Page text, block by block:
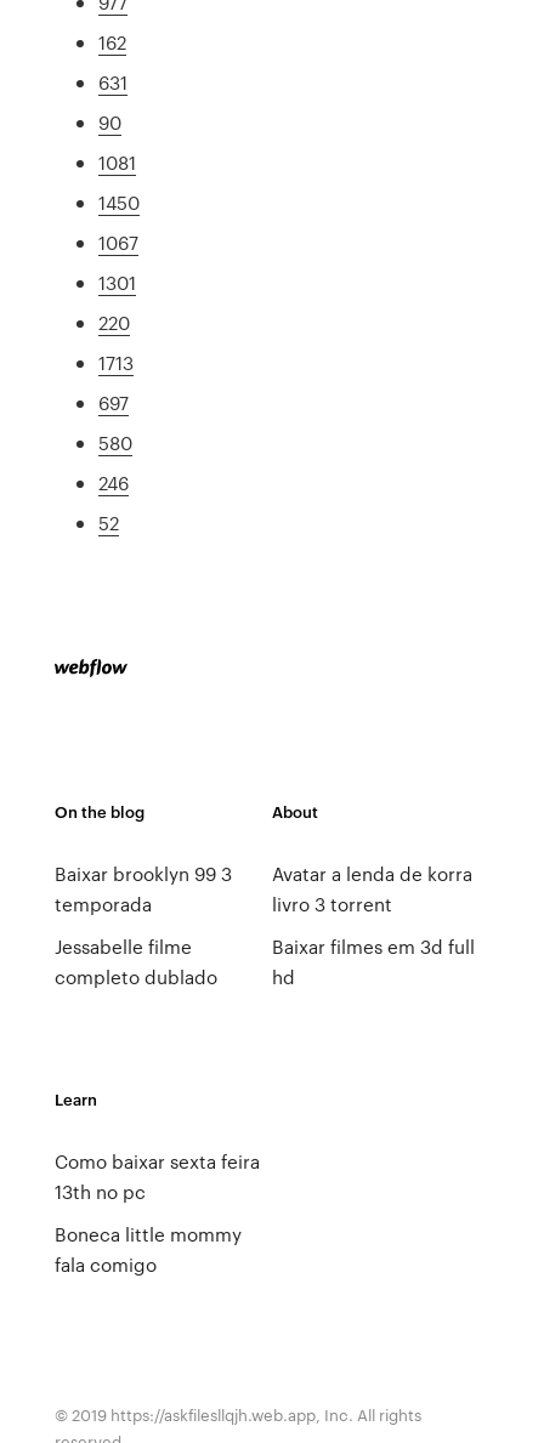
162
631
90
1081
1450
1067
1301
220
1713
697
580
246
52
On the blog
Baixar brooklyn 99 3
temporada
Jessabelle filme
completo dublado
About
Avatar a lenda de korra
livro 3 torrent
Baixar filmes em 3d full
hd
Learn
Como baixar sexta feira
13th no pc
Boneca little mommy
fala comigo
© 2019 https://askfilesllqjh.web.app, Inc. All rights